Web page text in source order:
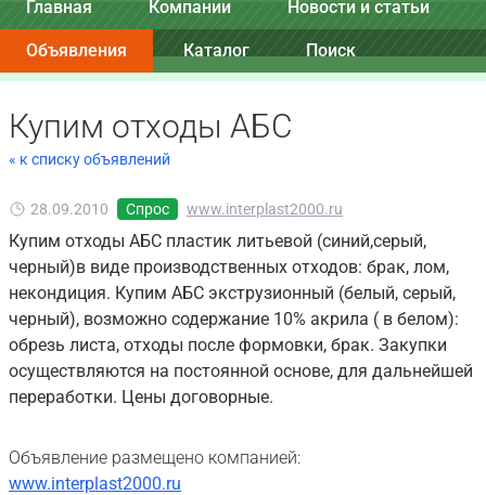
Главная Компании Новости и статьи
Объявления Каталог Поиск
Купим отходы АБС
« к списку объявлений
28.09.2010 Спрос www.interplast2000.ru
Купим отходы АБС пластик литьевой (синий,серый,
черный)в виде производственных отходов: брак, лом,
некондиция. Купим АБС экструзионный (белый, серый,
черный), возможно содержание 10% акрила ( в белом):
обрезь листа, отходы после формовки, брак. Закупки
осуществляются на постоянной основе, для дальнейшей
переработки. Цены договорные.
Объявление размещено компанией:
www.interplast2000.ru